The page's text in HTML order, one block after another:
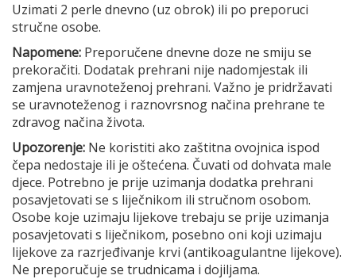
Uzimati 2 perle dnevno (uz obrok) ili po preporuci
stručne osobe.
Napomene: Preporučene dnevne doze ne smiju se
prekoračiti. Dodatak prehrani nije nadomjestak ili
zamjena uravnoteženoj prehrani. Važno je pridržavati
se uravnoteženog i raznovrsnog načina prehrane te
zdravog načina života.
Upozorenje: Ne koristiti ako zaštitna ovojnica ispod
čepa nedostaje ili je oštećena. Čuvati od dohvata male
djece. Potrebno je prije uzimanja dodatka prehrani
posavjetovati se s liječnikom ili stručnom osobom.
Osobe koje uzimaju lijekove trebaju se prije uzimanja
posavjetovati s liječnikom, posebno oni koji uzimaju
lijekove za razrjeđivanje krvi (antikoagulantne lijekove).
Ne preporučuje se trudnicama i dojiljama.